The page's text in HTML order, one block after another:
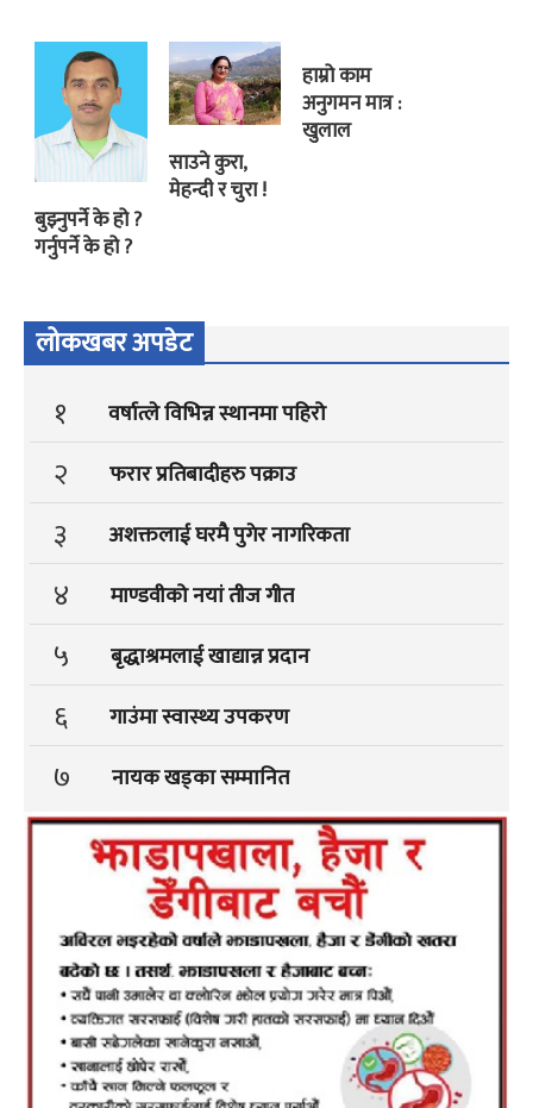
बुझ्नुपर्ने के हो ?
गर्नुपर्ने के हो ?
साउने कुरा,
मेहन्दी र चुरा !
हाम्रो काम
अनुगमन मात्र :
खुलाल
लोकखबर अपडेट
१ वर्षात्ले विभिन्न स्थानमा पहिरो
२ फरार प्रतिबादीहरु पक्राउ
३ अशक्तलाई घरमै पुगेर नागरिकता
४ माण्डवीको नयां तीज गीत
५ बृद्धाश्रमलाई खाद्यान्न प्रदान
६ गाउंमा स्वास्थ्य उपकरण
७ नायक खड्का सम्मानित